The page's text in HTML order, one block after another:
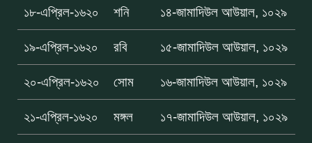
১৮-এপ্রিল-১৬২০ শনি ১৪-জামাদিউল আউয়াল, ১০২৯
১৯-এপ্রিল-১৬২০ রবি ১৫-জামাদিউল আউয়াল, ১০২৯
২০-এপ্রিল-১৬২০ সোম ১৬-জামাদিউল আউয়াল, ১০২৯
২১-এপ্রিল-১৬২০ মঙ্গল ১৭-জামাদিউল আউয়াল, ১০২৯